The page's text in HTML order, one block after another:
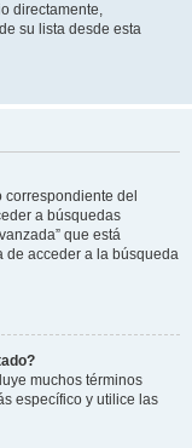
directamente,
su lista desde esta
del
a búsquedas
que está
de acceder a la búsqueda
muchos términos
específico y utilice las